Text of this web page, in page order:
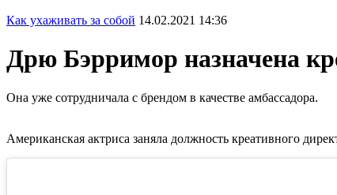
Как ухаживать за собой 14.02.2021 14:36
Дрю Бэрримор назначена
Она уже сотрудничала с брендом в качестве амбассадора.
Американская актриса заняла должность креативного